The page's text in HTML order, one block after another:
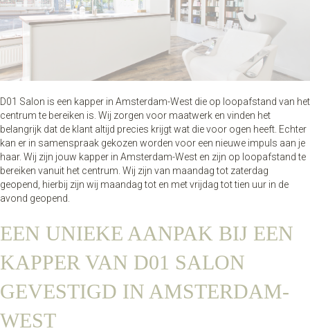
D01 Salon is een kapper in Amsterdam-West die op loopafstand van het
centrum te bereiken is. Wij zorgen voor maatwerk en vinden het
belangrijk dat de klant altijd precies krijgt wat die voor ogen heeft. Echter
kan er in samenspraak gekozen worden voor een nieuwe impuls aan je
haar. Wij zijn jouw kapper in Amsterdam-West en zijn op loopafstand te
bereiken vanuit het centrum. Wij zijn van maandag tot zaterdag
geopend, hierbij zijn wij maandag tot en met vrijdag tot tien uur in de
avond geopend.
EEN UNIEKE AANPAK BIJ EEN
KAPPER VAN D01 SALON
GEVESTIGD IN AMSTERDAM-
WEST